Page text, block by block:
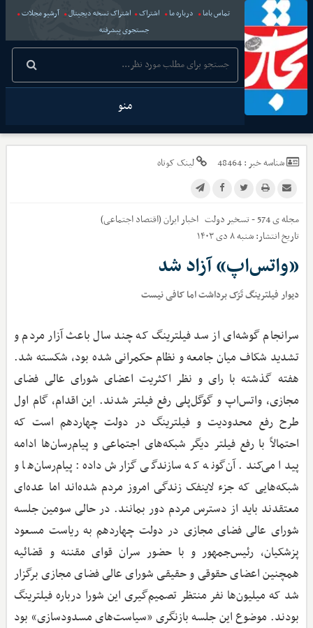
تماس باما درباره ما اشتراک اشتراک نسخه دیجیتال
آرشیو مجلات
جستجوی پیشرفته
منو
شناسه خبر :48464 لینک کوتاه
مجله ی 574 - تسخیر دولت اخبارایران (اقتصاد اجتماعی)
تاریخ انتشار:شنبه ۸ دی ۱۴۰۳
«واتس‌اپ» آزاد شد
دیوار فیلترینگ تَرَک برداشت اما کافی نیست
سرانجام گوشه‌ای از سد فیلترینگ که چند سال باعث آزار مردم و
تشدید شکاف میان جامعه و نظام حکمرانی شده بود، شکسته شد.
هفته گذشته با رای و نظر اکثریت اعضای شورای عالی فضای
مجازی، واتس‌اپ و گوگل‌پلی رفع فیلتر شدند. این اقدام، گام اول
طرح رفع محدودیت و فیلترینگ در دولت چهاردهم است که
احتمالاً با رفع فیلتر دیگر شبکه‌های اجتماعی و پیام‌رسان‌ها ادامه
پیدا می‌کند. آن‌گونه که سازندگی گزارش داده: پیام‌رسان‌ها و
شبکه‌هایی که جزء لاینفک زندگی امروز مردم شده‌اند اما عده‌ای
معتقدند باید از دسترس مردم دور بمانند. در حالی سومین جلسه
شورای عالی فضای مجازی در دولت چهاردهم به ریاست مسعود
پزشکیان، رئیس‌جمهور و با حضور سران قوای مقننه و قضائیه
همچنین اعضای حقوقی و حقیقی شورای عالی فضای مجازی برگزار
شد که میلیون‌ها نفر منتظر تصمیم‌گیری این شورا درباره فیلترینگ
بودند. موضوع این جلسه بازنگری «سیاست‌های مسدودسازی» بود